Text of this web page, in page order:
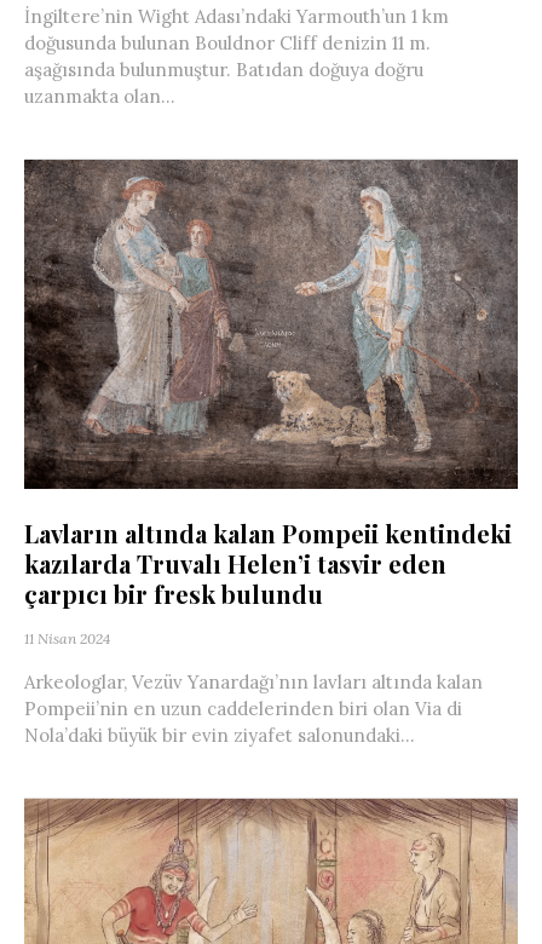
İngiltere’nin Wight Adası’ndaki Yarmouth’un 1 km
doğusunda bulunan Bouldnor Cliff denizin 11 m.
aşağısında bulunmuştur. Batıdan doğuya doğru
uzanmakta olan...
Lavların altında kalan Pompeii kentindeki
kazılarda Truvalı Helen’i tasvir eden
çarpıcı bir fresk bulundu
11 Nisan 2024
Arkeologlar, Vezüv Yanardağı’nın lavları altında kalan
Pompeii’nin en uzun caddelerinden biri olan Via di
Nola’daki büyük bir evin ziyafet salonundaki...